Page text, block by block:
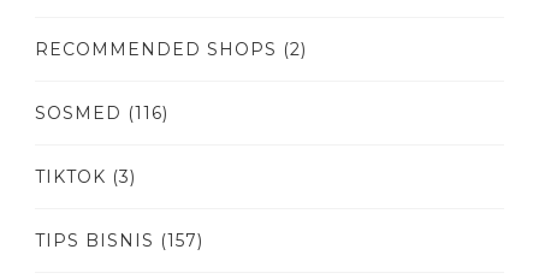
RECOMMENDED SHOPS (2)
SOSMED (116)
TIKTOK (3)
TIPS BISNIS (157)